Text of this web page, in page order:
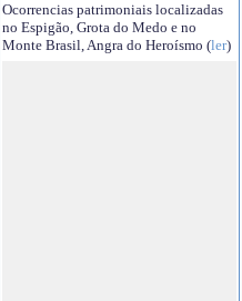
Ocorrencias patrimoniais localizadas
no Espigão, Grota do Medo e no
Monte Brasil, Angra do Heroísmo (ler)